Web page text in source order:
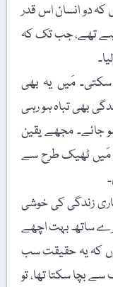
دو انسان اس قدر
تھے، جب تک کہ
مَیں یہ بھی
بھی تباہ ہو رہی
جائے۔ مجھے یقین
مَیں ٹھیک طرح سے
زندگی کی خوشی
ساتھ بہت اچھے
کہ یہ حقیقت سب
بچا سکتا تھا، تو